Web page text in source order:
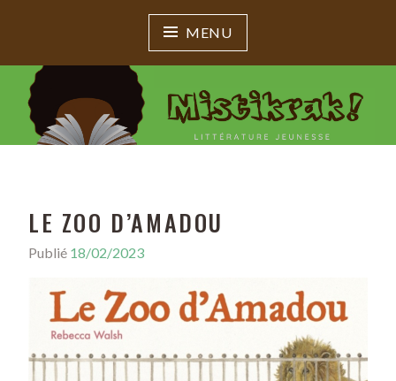
MENU
MISTIKRAK !
Littérature jeunesse
LE ZOO D’AMADOU
Publié 18/02/2023